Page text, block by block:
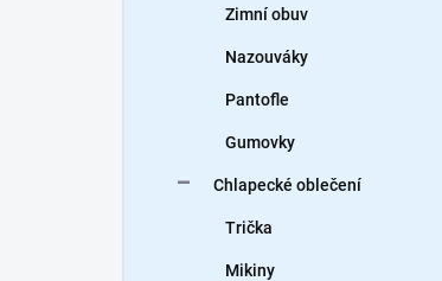
Zimní obuv
Nazouváky
Pantofle
Gumovky
Chlapecké oblečení
Trička
Mikiny